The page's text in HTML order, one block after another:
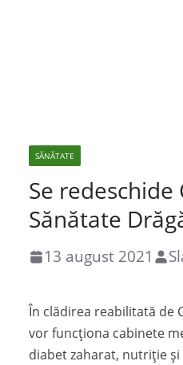
SĂNĂTATE
Se
Sănătate
13 august 2021
În clădirea reabilitată de
vor funcționa cabinete
diabet zaharat, nutriție